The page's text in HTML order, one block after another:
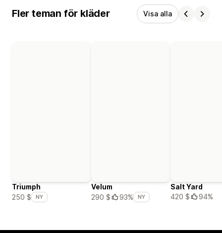
Fler teman för kläder Visa alla
Triumph
250 $
NY
Velum
290 $
93% NY
Salt Yard
420 $
94%